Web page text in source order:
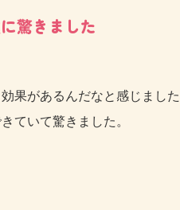
驚きました
果があるんだなと感じまし
ていて驚きました。